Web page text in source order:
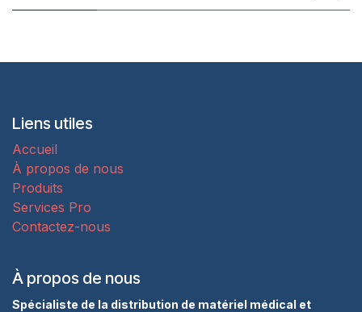
Liens utiles
Accueil
À propos de nous
Produits
Services Pro
Contactez-nous
À propos de nous
Spécialiste de la distribution de matériel médical et